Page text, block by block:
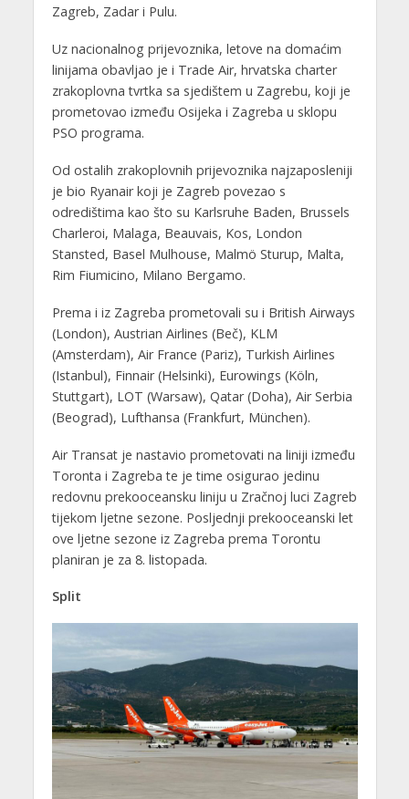
Zagreb, Zadar i Pulu.
Uz nacionalnog prijevoznika, letove na domaćim
linijama obavljao je i Trade Air, hrvatska charter
zrakoplovna tvrtka sa sjedištem u Zagrebu, koji je
prometovao između Osijeka i Zagreba u sklopu
PSO programa.
Od ostalih zrakoplovnih prijevoznika najzaposleniji
je bio Ryanair koji je Zagreb povezao s
odredištima kao što su Karlsruhe Baden, Brussels
Charleroi, Malaga, Beauvais, Kos, London
Stansted, Basel Mulhouse, Malmö Sturup, Malta,
Rim Fiumicino, Milano Bergamo.
Prema i iz Zagreba prometovali su i British Airways
(London), Austrian Airlines (Beč), KLM
(Amsterdam), Air France (Pariz), Turkish Airlines
(Istanbul), Finnair (Helsinki), Eurowings (Köln,
Stuttgart), LOT (Warsaw), Qatar (Doha), Air Serbia
(Beograd), Lufthansa (Frankfurt, München).
Air Transat je nastavio prometovati na liniji između
Toronta i Zagreba te je time osigurao jedinu
redovnu prekooceansku liniju u Zračnoj luci Zagreb
tijekom ljetne sezone. Posljednji prekooceanski let
ove ljetne sezone iz Zagreba prema Torontu
planiran je za 8. listopada.
Split